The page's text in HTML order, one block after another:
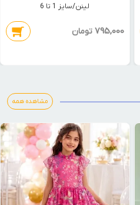
لینن/سایز 1 تا 6
795,000 تومان
مشاهده همه